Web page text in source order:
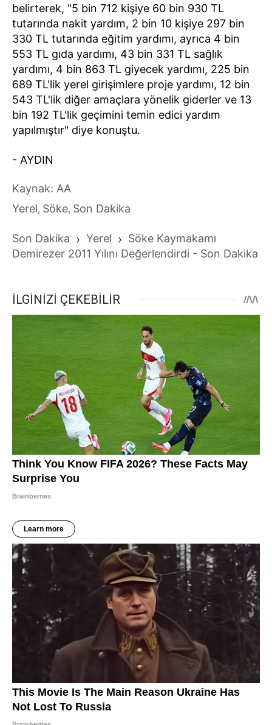
belirterek, "5 bin 712 kişiye 60 bin 930 TL
tutarında nakit yardım, 2 bin 10 kişiye 297 bin
330 TL tutarında eğitim yardımı, ayrıca 4 bin
553 TL gıda yardımı, 43 bin 331 TL sağlık
yardımı, 4 bin 863 TL giyecek yardımı, 225 bin
689 TL'lik yerel girişimlere proje yardımı, 12 bin
543 TL'lik diğer amaçlara yönelik giderler ve 13
bin 192 TL'lik geçimini temin edici yardım
yapılmıştır" diye konuştu.
- AYDIN
Kaynak: AA
Yerel, Söke, Son Dakika
Son Dakika › Yerel › Söke Kaymakamı
Demirezer 2011 Yılını Değerlendirdi - Son Dakika